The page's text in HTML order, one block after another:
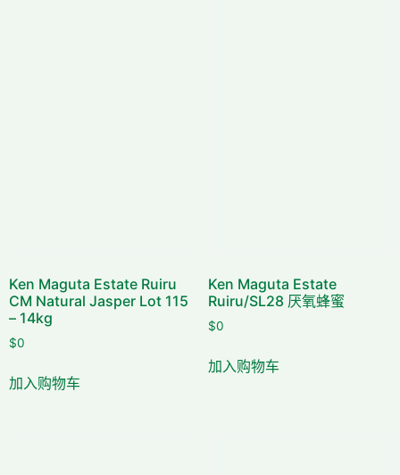
Ken Maguta Estate Ruiru
CM Natural Jasper Lot 115
– 14kg
$0
加入购物车
Ken Maguta Estate
Ruiru/SL28 厌氧蜂蜜
$0
加入购物车